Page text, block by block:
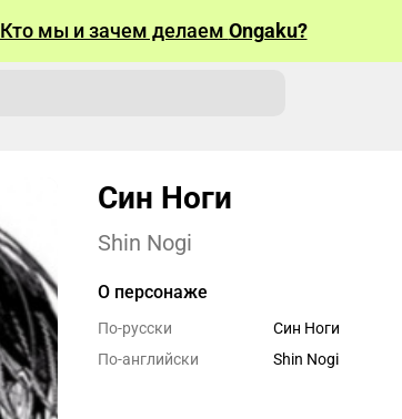
Кто мы и зачем делаем Ongaku?
Син Ноги
Shin Nogi
О персонаже
По-русски
Син Ноги
По-английски
Shin Nogi